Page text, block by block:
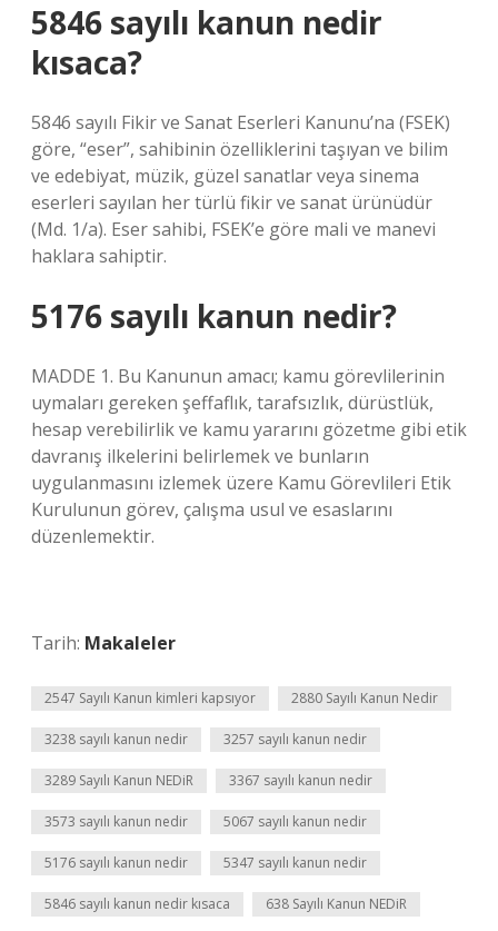
5846 sayılı kanun nedir
kısaca?
5846 sayılı Fikir ve Sanat Eserleri Kanunu’na (FSEK)
göre, “eser”, sahibinin özelliklerini taşıyan ve bilim
ve edebiyat, müzik, güzel sanatlar veya sinema
eserleri sayılan her türlü fikir ve sanat ürünüdür
(Md. 1/a). Eser sahibi, FSEK’e göre mali ve manevi
haklara sahiptir.
5176 sayılı kanun nedir?
MADDE 1. Bu Kanunun amacı; kamu görevlilerinin
uymaları gereken şeffaflık, tarafsızlık, dürüstlük,
hesap verebilirlik ve kamu yararını gözetme gibi etik
davranış ilkelerini belirlemek ve bunların
uygulanmasını izlemek üzere Kamu Görevlileri Etik
Kurulunun görev, çalışma usul ve esaslarını
düzenlemektir.
Tarih: Makaleler
2547 Sayılı Kanun kimleri kapsıyor 2880 Sayılı Kanun Nedir
3238 sayılı kanun nedir 3257 sayılı kanun nedir
3289 Sayılı Kanun NEDiR 3367 sayılı kanun nedir
3573 sayılı kanun nedir 5067 sayılı kanun nedir
5176 sayılı kanun nedir 5347 sayılı kanun nedir
5846 sayılı kanun nedir kısaca 638 Sayılı Kanun NEDiR